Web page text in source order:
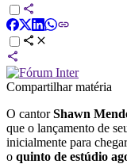
Compartilhar matéria
O cantorShawn
que o lançamento de
inicialmente para
o quinto de estúdio